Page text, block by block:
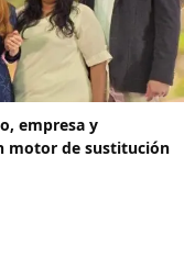
empresa y
motor de sustitución